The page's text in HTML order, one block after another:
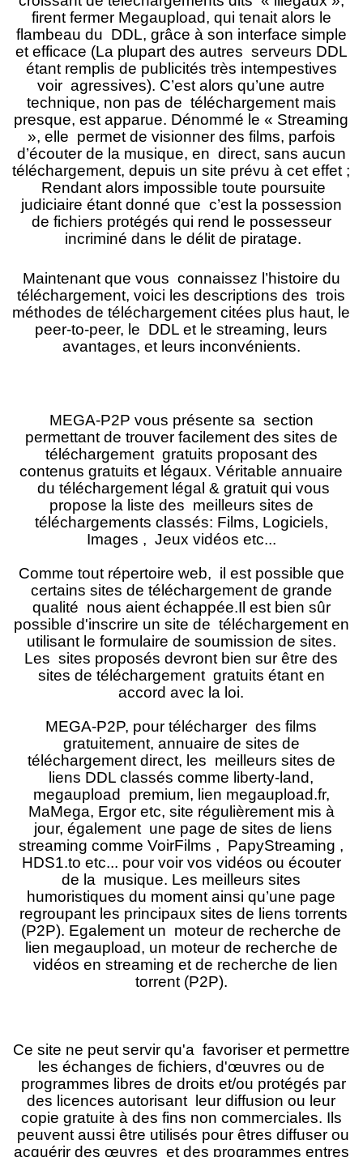
firent fermer Megaupload, qui tenait alors le
flambeau du DDL, grâce à son interface simple
et efficace (La plupart des autres serveurs DDL
étant remplis de publicités très intempestives
voir agressives). C’est alors qu’une autre
technique, non pas de téléchargement mais
presque, est apparue. Dénommé le « Streaming
», elle permet de visionner des films, parfois
d’écouter de la musique, en direct, sans aucun
téléchargement, depuis un site prévu à cet effet ;
Rendant alors impossible toute poursuite
judiciaire étant donné que c’est la possession
de fichiers protégés qui rend le possesseur
incriminé dans le délit de piratage.
Maintenant que vous connaissez l’histoire du
téléchargement, voici les descriptions des trois
méthodes de téléchargement citées plus haut, le
peer-to-peer, le DDL et le streaming, leurs
avantages, et leurs inconvénients.
MEGA-P2P vous présente sa section
permettant de trouver facilement des sites de
téléchargement gratuits proposant des
contenus gratuits et légaux. Véritable annuaire
du téléchargement légal & gratuit qui vous
propose la liste des meilleurs sites de
téléchargements classés: Films, Logiciels,
Images , Jeux vidéos etc...
Comme tout répertoire web, il est possible que
certains sites de téléchargement de grande
qualité nous aient échappée.Il est bien sûr
possible d'inscrire un site de téléchargement en
utilisant le formulaire de soumission de sites.
Les sites proposés devront bien sur être des
sites de téléchargement gratuits étant en
accord avec la loi.
MEGA-P2P, pour télécharger des films
gratuitement, annuaire de sites de
téléchargement direct, les meilleurs sites de
liens DDL classés comme liberty-land,
megaupload premium, lien megaupload.fr,
MaMega, Ergor etc, site régulièrement mis à
jour, également une page de sites de liens
streaming comme VoirFilms , PapyStreaming ,
HDS1.to etc... pour voir vos vidéos ou écouter
de la musique. Les meilleurs sites
humoristiques du moment ainsi qu’une page
regroupant les principaux sites de liens torrents
(P2P). Egalement un moteur de recherche de
lien megaupload, un moteur de recherche de
vidéos en streaming et de recherche de lien
torrent (P2P).
Ce site ne peut servir qu'a favoriser et permettre
les échanges de fichiers, d'œuvres ou de
programmes libres de droits et/ou protégés par
des licences autorisant leur diffusion ou leur
copie gratuite à des fins non commerciales. Ils
peuvent aussi être utilisés pour êtres diffuser ou
acquérir des œuvres et des programmes entres